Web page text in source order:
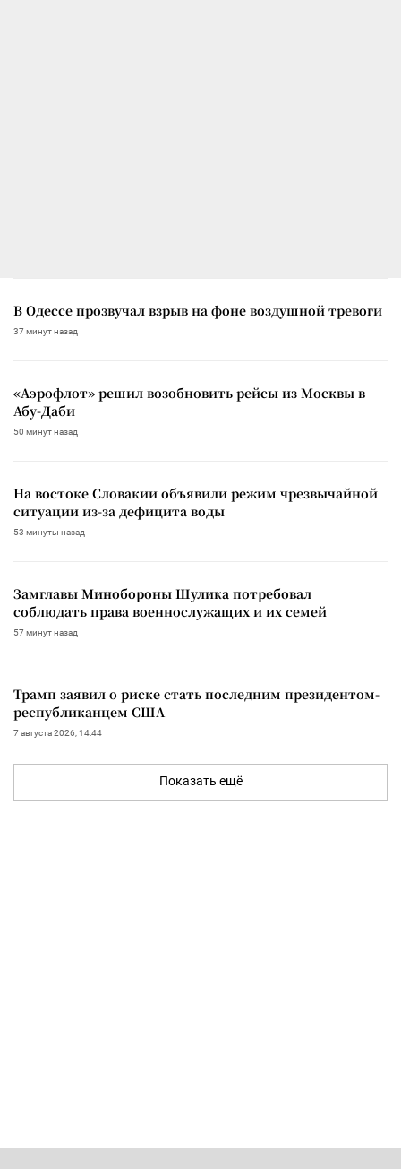
В Одессе прозвучал взрыв на фоне воздушной тревоги
37 минут назад
«Аэрофлот» решил возобновить рейсы из Москвы в
Абу-Даби
50 минут назад
На востоке Словакии объявили режим чрезвычайной
ситуации из-за дефицита воды
53 минуты назад
Замглавы Минобороны Шулика потребовал
соблюдать права военнослужащих и их семей
57 минут назад
Трамп заявил о риске стать последним президентом-
республиканцем США
7 августа 2026, 14:44
Показать ещё